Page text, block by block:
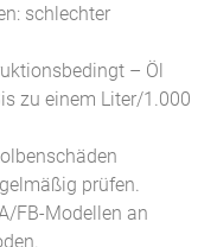
schlechter
– Öl
zu einem Liter/1.000
prüfen.
FB-Modellen an